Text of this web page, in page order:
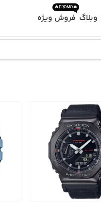
وبلاگ فروش ویژه
🔥PROMO🔥